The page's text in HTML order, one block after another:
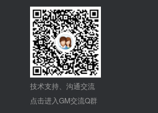
技术支持、沟通交流
点击进入GM交流Q群